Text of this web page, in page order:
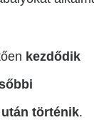
kezdődik
után történik.